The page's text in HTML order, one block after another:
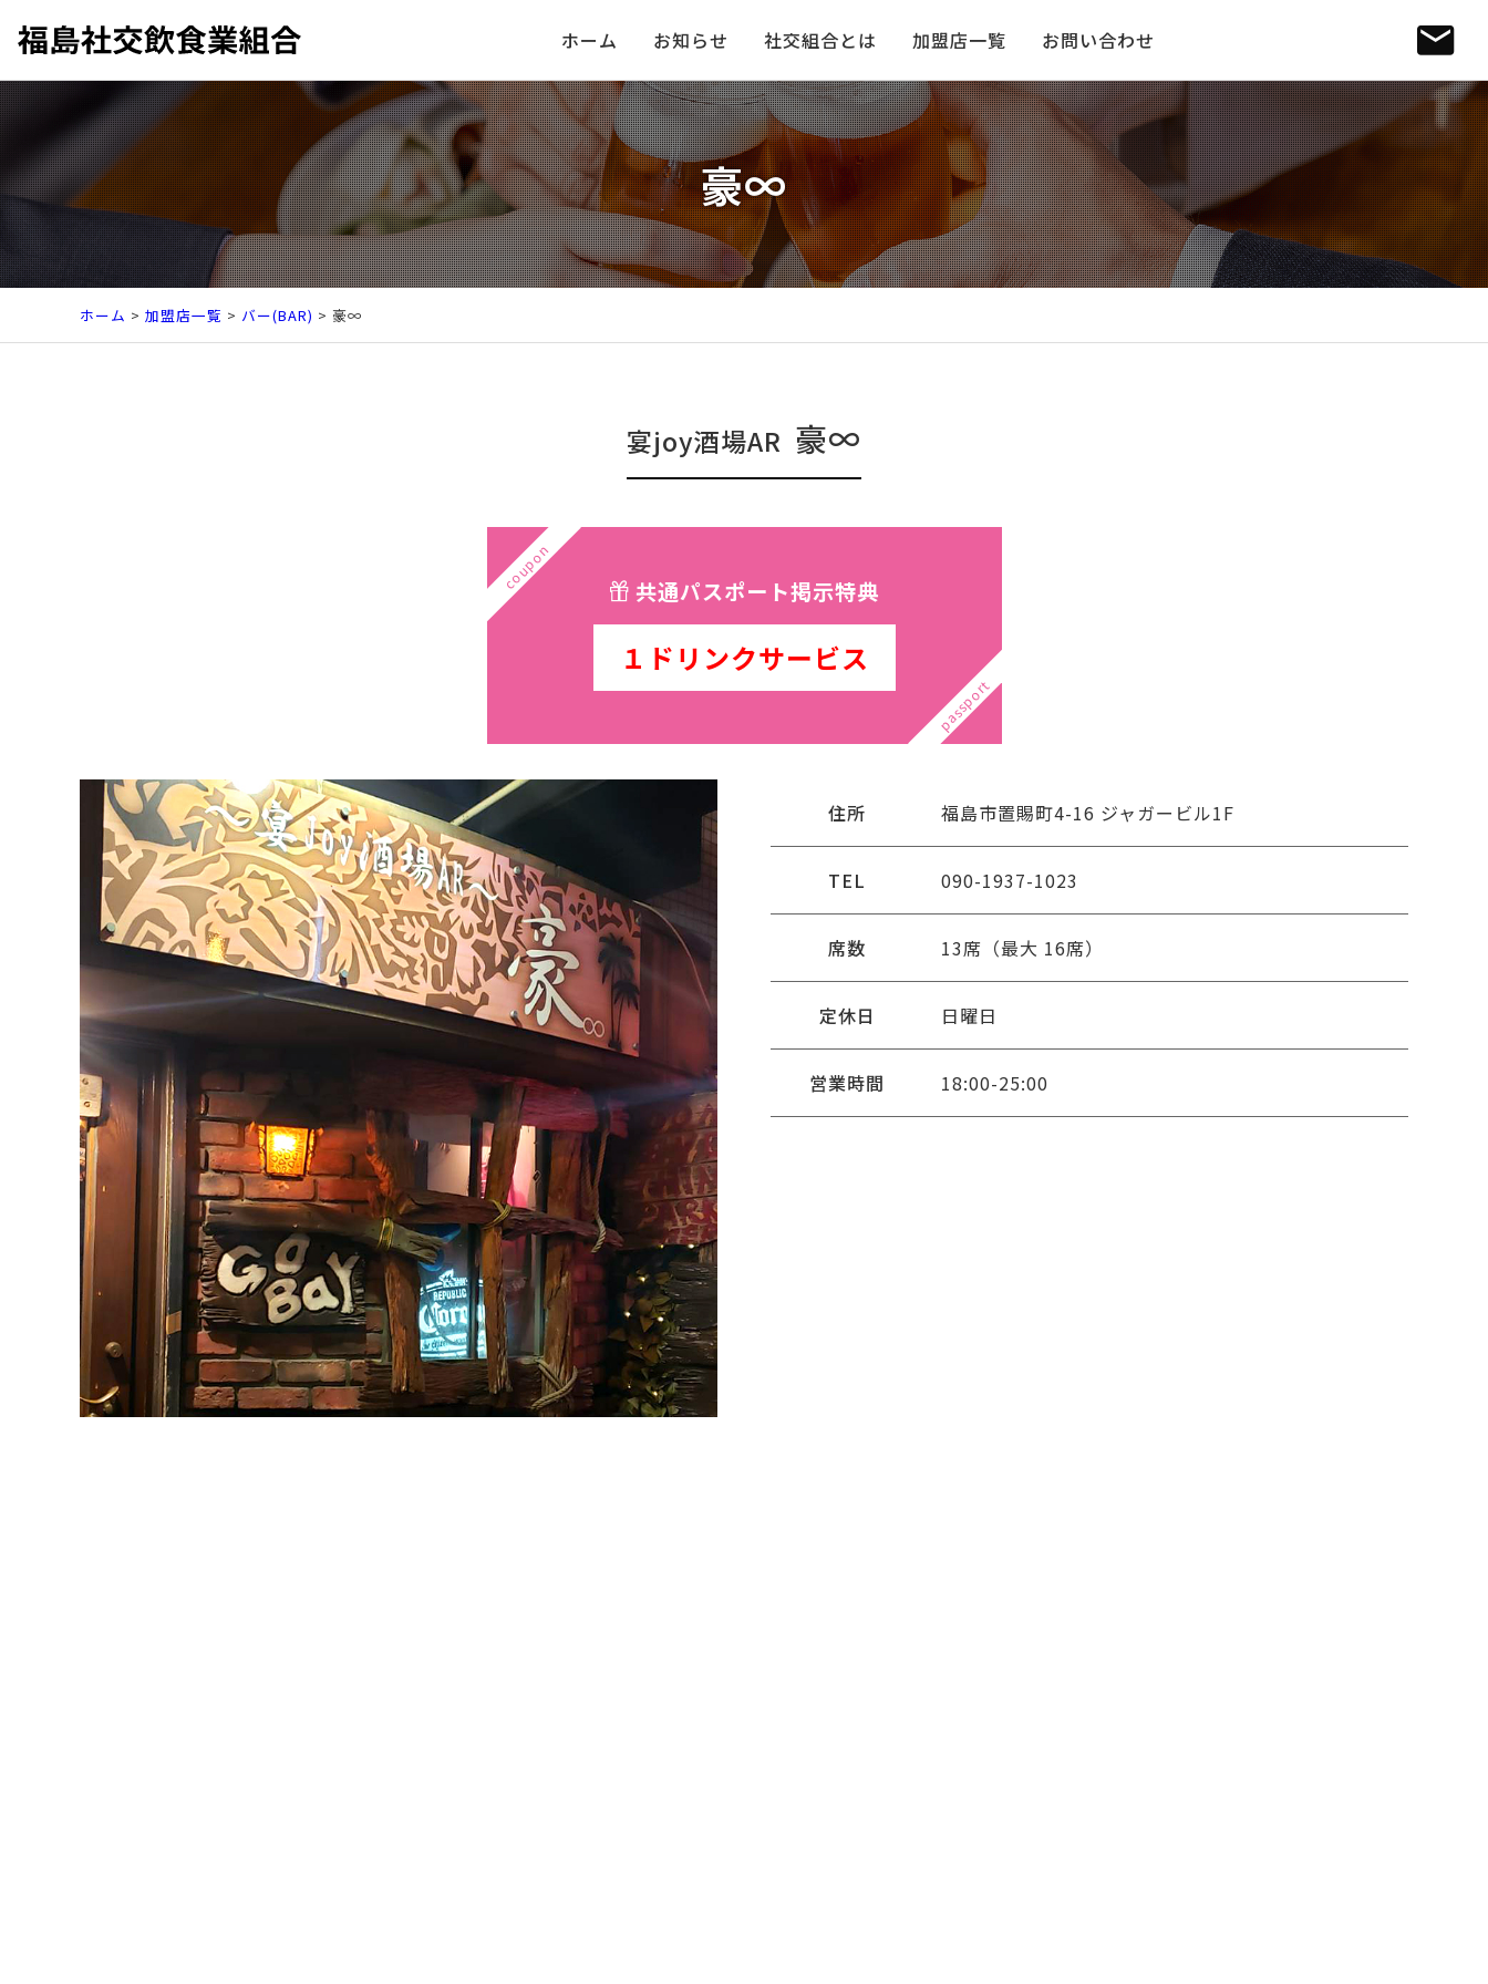
ホーム お知らせ 社交組合とは 加盟店一覧 お問い合わせ
豪∞
ホーム > 加盟店一覧 > バー(BAR) > 豪∞
宴joy酒場AR 豪∞
共通パスポート掲示特典
１ドリンクサービス
住所 福島市置賜町4-16 ジャガービル1F
TEL 090-1937-1023
席数 13席（最大 16席）
定休日 日曜日
営業時間 18:00-25:00